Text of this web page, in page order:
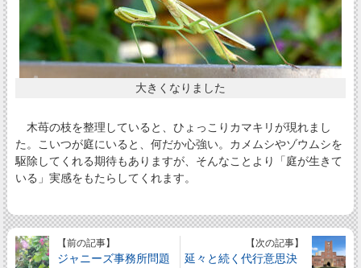
大きくなりました
木苺の枝を整理していると、ひょっこりカマキリが現れまし
た。こいつが庭にいると、何だか心強い。カメムシやゾウムシを
駆除してくれる期待もありますが、そんなことより「庭が生きて
いる」実感をもたらしてくれます。
【前の記事】
ジャニーズ事務所問題
【次の記事】
延々と続く代行意思決